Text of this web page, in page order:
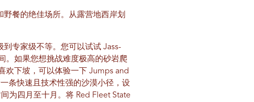
餐的绝佳场所。从露营地西岸划
专家级不等。您可以试试 Jass-
。如果您想挑战难度极高的砂岩爬
欢下坡，可以体验一下 Jumps and
条快速且技术性强的沙漠小径，设
为四月至十月。将 Red Fleet State